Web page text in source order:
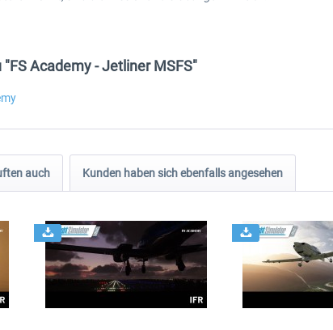
Academy - Jetliner MSFS"
auch Kunden haben sich ebenfalls angesehen